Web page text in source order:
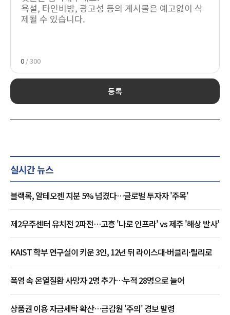
0 / 300
등록
실시간 뉴스
블랙록, 알테오젠 지분 5% 넘겼다…글로벌 투자자 '주목'
제2우주센터 유치전 2파전…고흥 '나로 인프라' vs 제주 '해상 발사'
KAIST 학부 연구실이 키운 3인, 12년 뒤 라이스대·버클리·릴리로
폭염 속 온열질환 사망자 2명 추가…누적 28명으로 늘어
상품권 이용 자금세탁 확산…금감원 '주의' 경보 발령